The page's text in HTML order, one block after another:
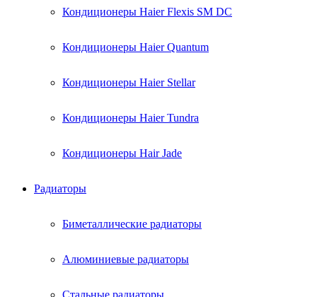
Кондиционеры Haier Flexis SM DC
Кондиционеры Haier Quantum
Кондиционеры Haier Stellar
Кондиционеры Haier Tundra
Кондиционеры Hair Jade
Радиаторы
Биметаллические радиаторы
Алюминиевые радиаторы
Стальные радиаторы